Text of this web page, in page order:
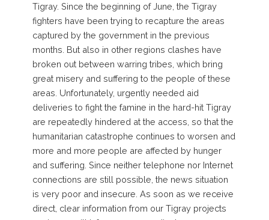
Tigray. Since the beginning of June, the Tigray
fighters have been trying to recapture the areas
captured by the government in the previous
months. But also in other regions clashes have
broken out between warring tribes, which bring
great misery and suffering to the people of these
areas. Unfortunately, urgently needed aid
deliveries to fight the famine in the hard-hit Tigray
are repeatedly hindered at the access, so that the
humanitarian catastrophe continues to worsen and
more and more people are affected by hunger
and suffering. Since neither telephone nor Internet
connections are still possible, the news situation
is very poor and insecure. As soon as we receive
direct, clear information from our Tigray projects